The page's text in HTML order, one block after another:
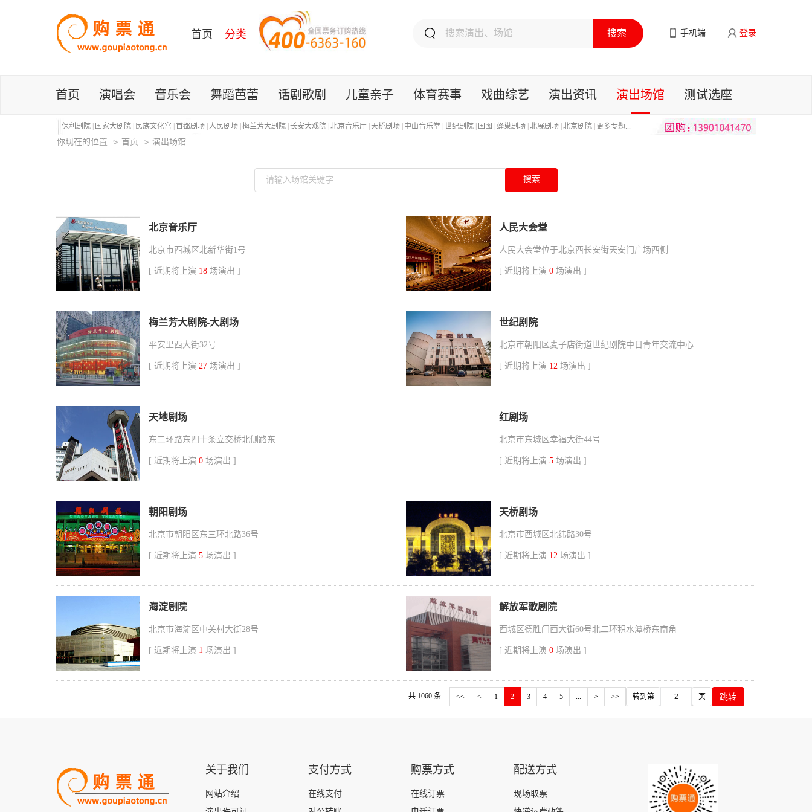
首页 分类 手机端 登录
首页 演唱会 音乐会 舞蹈芭蕾 话剧歌剧 儿童亲子 体育赛事 戏曲综艺 演出资讯 演出场馆 测试选座
保利剧院 国家大剧院 民族文化宫 首都剧场 人民剧场 梅兰芳大剧院 长安大戏院 北京音乐厅 天桥剧场 中山音乐堂 世纪剧院 国图 蜂巢剧场 北展剧场 北京剧院 更多专题...
你现在的位置 首页 演出场馆
搜索
北京音乐厅
北京市西城区北新华街1号
[ 近期将上演 18 场演出 ]
人民大会堂
人民大会堂位于北京西长安街天安门广场西侧
[ 近期将上演 0 场演出 ]
梅兰芳大剧院-大剧场
平安里西大街32号
[ 近期将上演 27 场演出 ]
世纪剧院
北京市朝阳区麦子店街道世纪剧院中日青年交流中心
[ 近期将上演 12 场演出 ]
天地剧场
东二环路东四十条立交桥北侧路东
[ 近期将上演 0 场演出 ]
红剧场
北京市东城区幸福大街44号
[ 近期将上演 5 场演出 ]
朝阳剧场
北京市朝阳区东三环北路36号
[ 近期将上演 5 场演出 ]
天桥剧场
北京市西城区北纬路30号
[ 近期将上演 12 场演出 ]
海淀剧院
北京市海淀区中关村大街28号
[ 近期将上演 1 场演出 ]
解放军歌剧院
西城区德胜门西大街60号北二环积水潭桥东南角
[ 近期将上演 0 场演出 ]
共 1060 条 << < 1 2 3 4 5 ... > >> 转到第 页 跳转
关于我们
网站介绍
支付方式
在线支付
购票方式
在线订票
配送方式
现场取票